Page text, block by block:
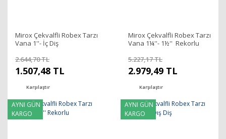
Mirox Çekvalfli Robex Tarzı
Vana 1''- İç Diş
2.644,70 TL
1.507,48 TL
Karşılaştır
Mirox Çekvalfli Robex Tarzı
Vana 1¼''- 1½'' Rekorlu
5.227,17 TL
2.979,49 TL
Karşılaştır
AYNI GÜN
KARGO
AYNI GÜN
KARGO